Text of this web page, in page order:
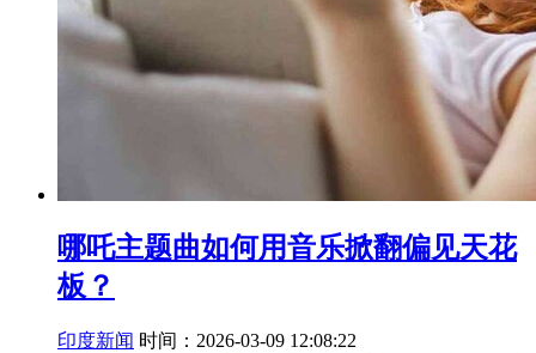
哪吒主题曲如何用音乐掀翻偏见天花
板？
印度新闻 时间：2026-03-09 12:08:22